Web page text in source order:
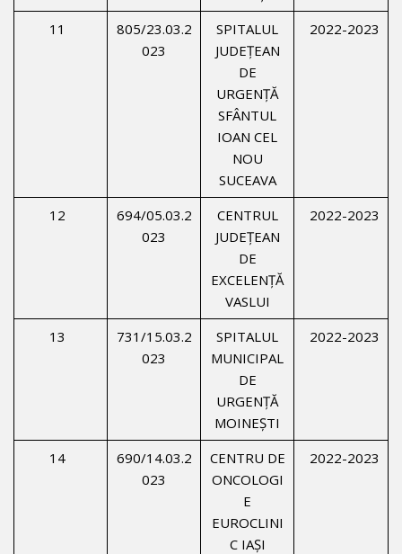
11
805/23.03.2
023
SPITALUL
JUDEȚEAN
DE
URGENŢĂ
SFÂNTUL
IOAN CEL
NOU
SUCEAVA
2022-2023
12
694/05.03.2
023
CENTRUL
JUDEŢEAN
DE
EXCELENȚĂ
VASLUI
2022-2023
13
731/15.03.2
023
SPITALUL
MUNICIPAL
DE
URGENŢĂ
MOINEŞTI
2022-2023
14
690/14.03.2
023
CENTRU DE
ONCOLOGI
E
EUROCLINI
C IAŞI
2022-2023